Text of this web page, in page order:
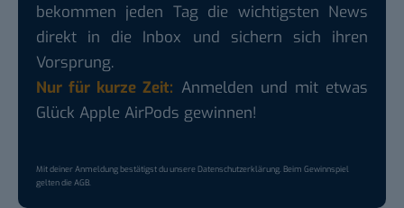
bekommen jeden Tag die wichtigsten News
direkt in die Inbox und sichern sich ihren
Vorsprung.
Nur für kurze Zeit: Anmelden und mit etwas
Glück Apple AirPods gewinnen!
Mit deiner Anmeldung bestätigst du unsereDatenschutzerklärung. Beim Gewinnspiel
gelten dieAGB.